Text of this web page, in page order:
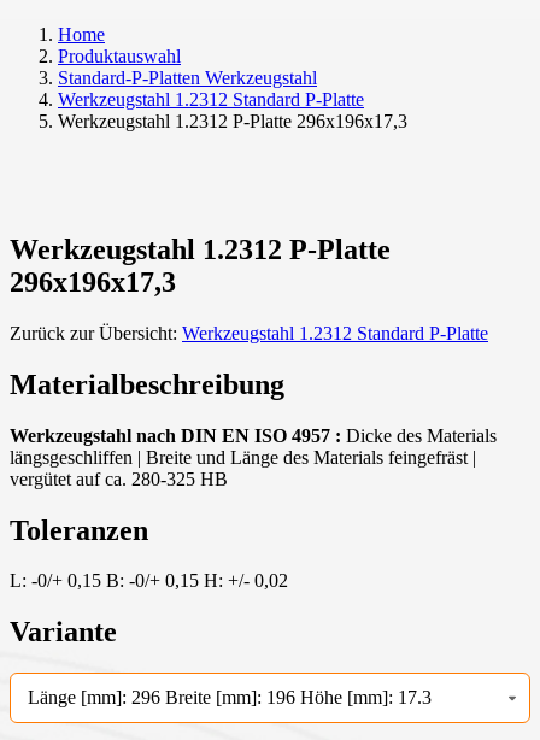
Home
Produktauswahl
Standard-P-Platten Werkzeugstahl
Werkzeugstahl 1.2312 Standard P-Platte
Werkzeugstahl 1.2312 P-Platte 296x196x17,3
Werkzeugstahl 1.2312 P-Platte
296x196x17,3
Zurück zur Übersicht: Werkzeugstahl 1.2312 Standard P-Platte
Materialbeschreibung
Werkzeugstahl nach DIN EN ISO 4957 : Dicke des Materials
längsgeschliffen | Breite und Länge des Materials feingefräst |
vergütet auf ca. 280-325 HB
Toleranzen
L: -0/+ 0,15 B: -0/+ 0,15 H: +/- 0,02
Variante
Länge [mm]: 296 Breite [mm]: 196 Höhe [mm]: 17.3